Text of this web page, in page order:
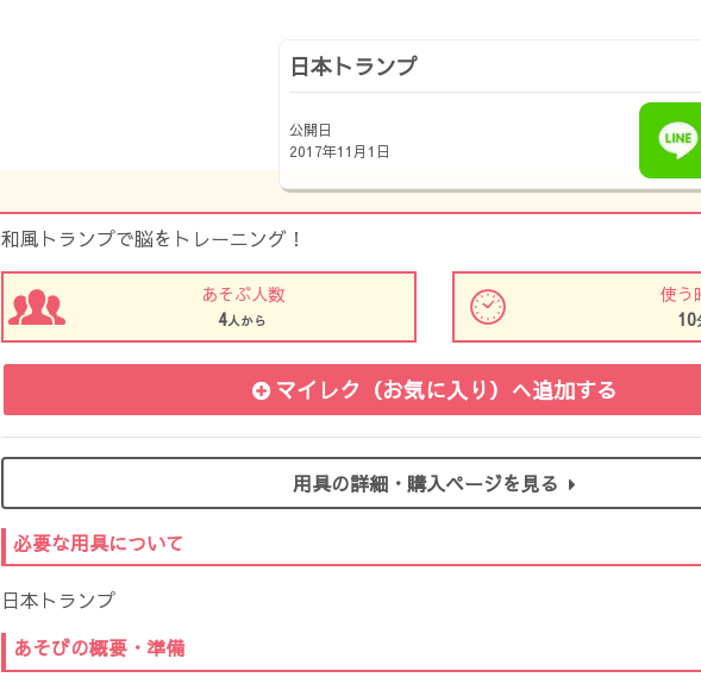
日本トランプ
公開日
2017年11月1日
和風トランプで脳をトレーニング！
あそぶ人数
4人から
使う
10
マイレク（お気に入り） へ追加する
用具の詳細・購入ページを見る
必要な用具について
日本トランプ
あそびの概要・準備